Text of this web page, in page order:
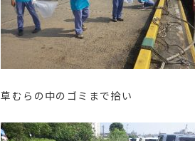
草むらの中のゴミまで拾い